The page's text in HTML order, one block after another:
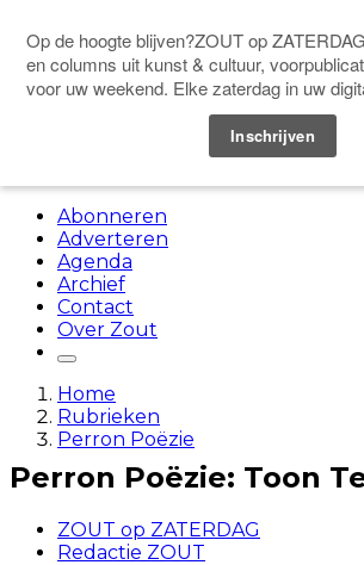
Doneer
Abonneren
Adverteren
Agenda
Archief
Contact
Over Zout
Home
Rubrieken
Perron Poëzie
Perron Poëzie: Toon
ZOUT op ZATERDAG
Redactie ZOUT